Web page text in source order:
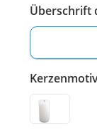
Überschrift